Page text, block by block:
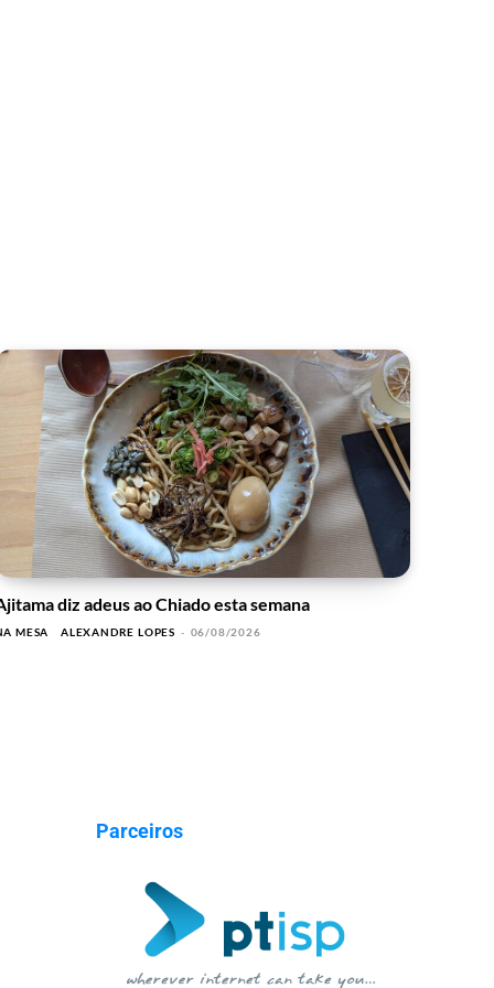
diz adeus ao Chiado esta semana
MESA ALEXANDRE LOPES - 06/08/2026
Parceiros